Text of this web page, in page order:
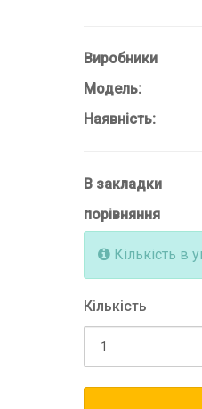
Виробники
Модель:
Наявність:
В закладки
порівняння
Кількість в
Кількість